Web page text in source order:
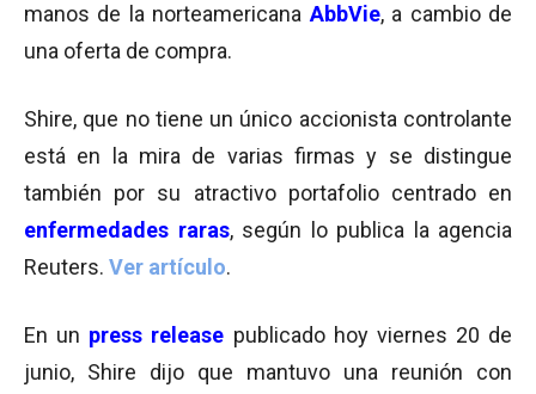
manos de la norteamericana AbbVie, a cambio de
una oferta de compra.
Shire, que no tiene un único accionista controlante
está en la mira de varias firmas y se distingue
también por su atractivo portafolio centrado en
enfermedades raras, según lo publica la agencia
Reuters. Ver artículo.
En un press release publicado hoy viernes 20 de
junio, Shire dijo que mantuvo una reunión con